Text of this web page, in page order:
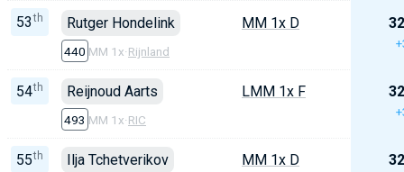
53 th Rutger Hondelink
440 MM 1x·Rijnland
MM 1x D
54th Reijnoud Aarts
493 MM 1x·RIC
LMM 1x F
55th Ilja Tchetverikov MM 1x D